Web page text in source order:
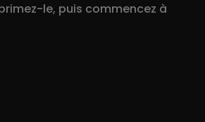
le, puis commencez à